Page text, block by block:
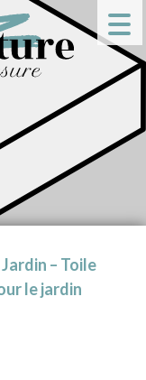
– Toile
le jardin